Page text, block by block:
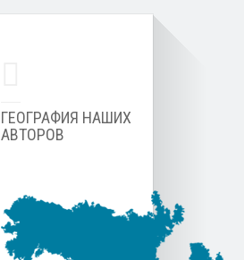
ГЕОГРАФИЯ НАШИХ
АВТОРОВ